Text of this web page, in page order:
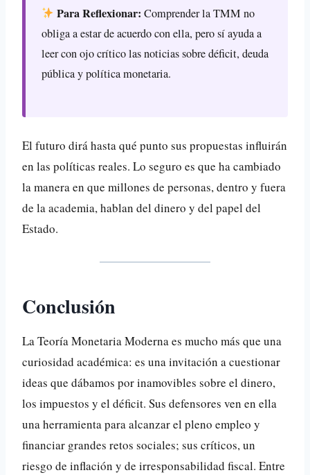
Para Reflexionar: Comprender la TMM no
obliga a estar de acuerdo con ella, pero sí ayuda a
leer con ojo crítico las noticias sobre déficit, deuda
pública y política monetaria.
El futuro dirá hasta qué punto sus propuestas influirán
en las políticas reales. Lo seguro es que ha cambiado
la manera en que millones de personas, dentro y fuera
de la academia, hablan del dinero y del papel del
Estado.
Conclusión
La Teoría Monetaria Moderna es mucho más que una
curiosidad académica: es una invitación a cuestionar
ideas que dábamos por inamovibles sobre el dinero,
los impuestos y el déficit. Sus defensores ven en ella
una herramienta para alcanzar el pleno empleo y
financiar grandes retos sociales; sus críticos, un
riesgo de inflación y de irresponsabilidad fiscal. Entre